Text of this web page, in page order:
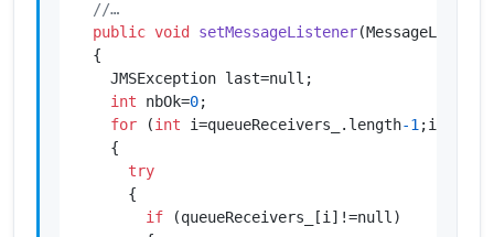
//…
public void setMessageListener
{
    JMSException last=null;
int nbOk=0;
for (int i=queueReceivers_.length-1;i>=
    {
try
      {
if (queueReceivers_[i]!=null)